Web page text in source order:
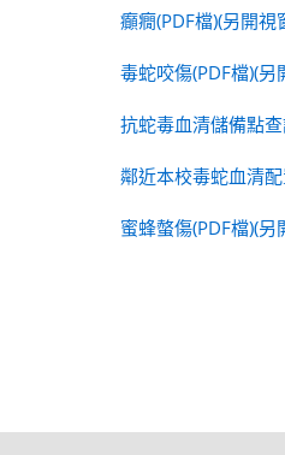
癲癇(PDF檔)(另開視
毒蛇咬傷(PDF檔)(另
抗蛇毒血清儲備點
鄰近本校毒蛇血清
蜜蜂螫傷(PDF檔)(另